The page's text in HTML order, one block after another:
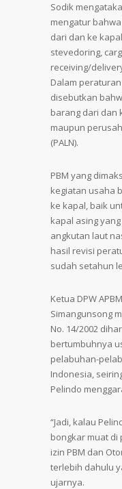
Sodik
mengatur
dari dan ke
stevedoring,
receiving/
Dalam
disebutkan
barang dari dan
maupun
(PALN).
PBM yang
kegiatan usaha
ke kapal, baik
kapal asing
angkutan laut
hasil revisi
sudah setahun
Ketua DPW
Simangunsong
No. 14/2002
bertumbuhnya
pelabuhan-
Indonesia,
Pelindo
“Jadi, kalau
bongkar muat di
izin PBM dan
terlebih dahulu
ujarnya.